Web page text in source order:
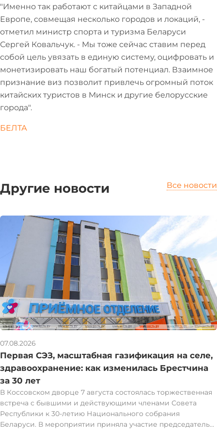
"Именно так работают с китайцами в Западной
Европе, совмещая несколько городов и локаций, -
отметил министр спорта и туризма Беларуси
Сергей Ковальчук. - Мы тоже сейчас ставим перед
собой цель увязать в единую систему, оцифровать и
монетизировать наш богатый потенциал. Взаимное
признание виз позволит привлечь огромный поток
китайских туристов в Минск и другие белорусские
города".
БЕЛТА
Другие новости Все новости
07.08.2026
Первая СЭЗ, масштабная газификация на селе,
здравоохранение: как изменилась Брестчина
за 30 лет
В Коссовском дворце 7 августа состоялась торжественная
встреча с бывшими и действующими членами Совета
Республики к 30-летию Национального собрания
Беларуси. В мероприятии приняла участие председатель